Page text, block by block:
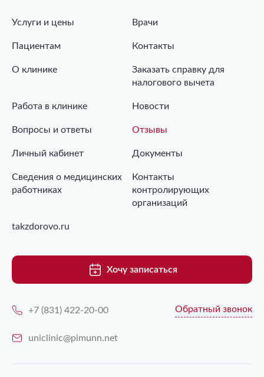
Услуги и цены Врачи
Пациентам Контакты
О клинике
Заказать справку для
налогового вычета
Работа в клинике Новости
Вопросы и ответы Отзывы
Личный кабинет Документы
Сведения о медицинских
работниках
Контакты
контролирующих
организаций
takzdorovo.ru
Хочу записаться
+7 (831) 422-20-00 Обратный звонок
uniclinic@pimunn.net